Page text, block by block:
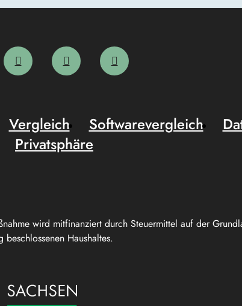
wird mitfinanziert durch Steuermittel auf der
beschlossenen Haushaltes.
Vergleich Softwarevergleich
Privatsphäre